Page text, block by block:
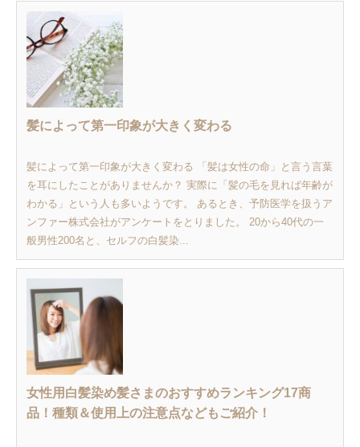
髪によって第一印象が大きく変わる
髪によって第一印象が大きく変わる 「髪は女性の命」と言う言葉
を耳にしたことがありませんか？ 実際に「髪の毛を見れば年齢が
わかる」という人も多いようです。 あるとき、予防医学を扱うア
ンファー株式会社がアンケートをとりました。 20から40代の一
般男性200名と、セルフの白髪染...
女性用白髪染め髪さまのおすすめランキング17商
品！種類＆使用上の注意点などもご紹介！